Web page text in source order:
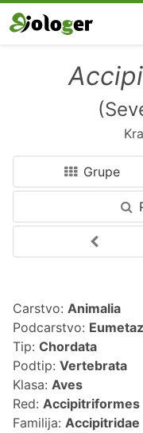
Grupe
Carstvo: Animalia
Podcarstvo:
Tip: Chordata
Podtip: Vertebrata
Klasa: Aves
Red: Accipitriformes
Familija: Accipitridae